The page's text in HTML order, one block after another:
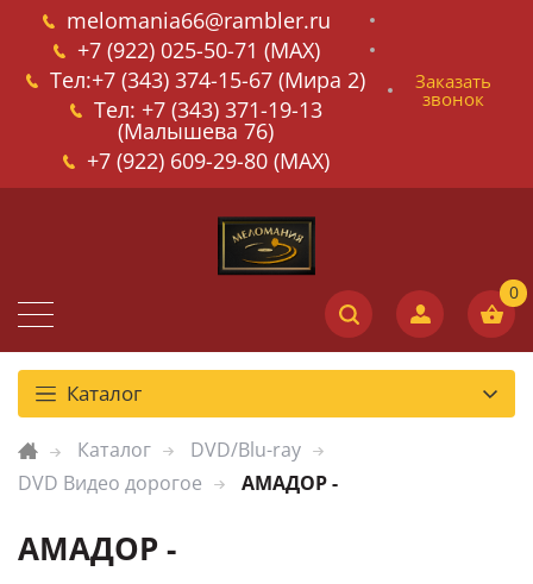
melomania66@rambler.ru
+7 (922) 025-50-71 (MAX)
Тел:+7 (343) 374-15-67 (Мира 2)
Тел: +7 (343) 371-19-13
(Малышева 76)
+7 (922) 609-29-80 (MAX)
Заказать
звонок
Каталог
Каталог
DVD/Blu-ray
DVD Видео дорогое
АМАДОР -
АМАДОР -